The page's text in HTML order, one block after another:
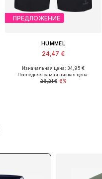
ПРЕДЛОЖЕНИЕ
HUMMEL
24,47 €
Доступные размеры: S, L, XL
Добавить в корзину
Изначальная цена: 34,95 €
Последняя самая низкая цена:
26,21 €-6%